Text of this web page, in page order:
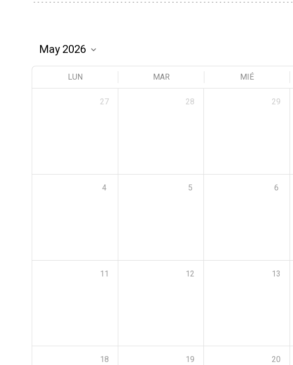
LUN MAR MIÉ
27 28 29
4 5 6
11 12 13
18 19 20